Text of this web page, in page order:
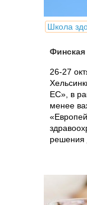
Школа
26-27
ЕС», в
менее
решения